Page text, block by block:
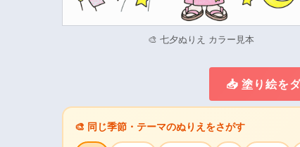
🎨 七夕ぬりえ カラー見本
📥 塗り絵を
🎨 同じ季節・テーマのぬりえをさがす